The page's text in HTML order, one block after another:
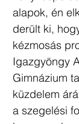
alapok, én
derült ki,
kézmosás
Igazgyöngy
Gimnázium
küzdelem
a szegelési